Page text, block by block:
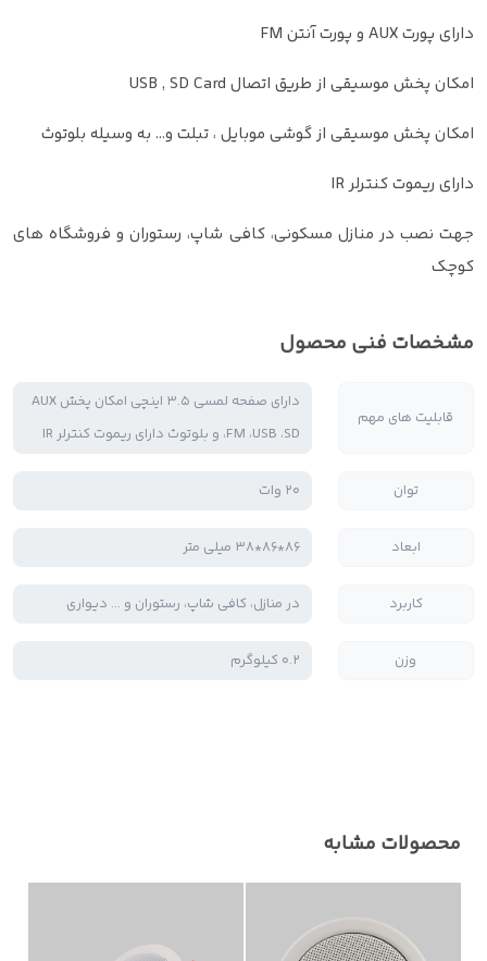
دارای پورت AUX و پورت آنتن FM
امکان پخش موسیقی از طریق اتصال USB , SD Card
امکان پخش موسیقی از گوشی موبایل ، تبلت و… به وسیله بلوتوث
دارای ریموت کنترلر IR
جهت نصب در منازل مسکونی، کافی شاپ، رستوران و فروشگاه های
کوچک
مشخصات فنی محصول
قابلیت های مهم
دارای صفحه لمسی 3.5 اینچی امکان پخش AUX
،FM ،USB ،SD و بلوتوث دارای ریموت کنترلر IR
توان 20 وات
ابعاد 86*86*38 میلی متر
کاربرد در منازل، کافی شاپ، رستوران و ... دیواری
وزن 0.2 کیلوگرم
محصولات مشابه